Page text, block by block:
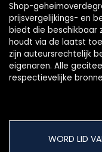
Shop-
prijsvergelijkings- en
biedt die beschikbaar
houdt via de laatst
zijn auteursrechtelijk
eigenaren. Alle
respectievelijke
WORD LID